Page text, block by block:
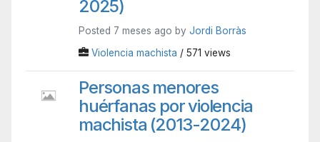
2025)
Posted 7 meses ago by Jordi Borràs
Violencia machista / 571 views
Personas menores
huérfanas por violencia
machista (2013-2024)